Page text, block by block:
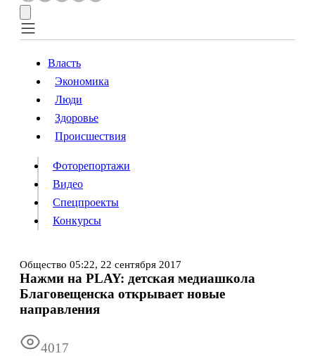
Власть
Происшествия
Видео
Конкурсы
ИнформацияПодпискаРекламаВсе новостиАрхив
Власть
Экономика
Люди
Здоровье
Происшествия
Фоторепортажи
Видео
Спецпроекты
Конкурсы
Общество 05:22, 22 сентября 2017
Нажми на PLAY: детская медиашкола
Благовещенска открывает новые
направления
4017